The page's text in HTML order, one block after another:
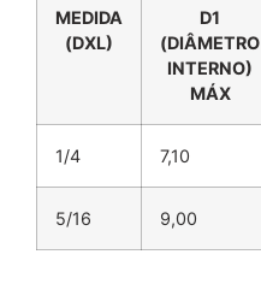
MEDIDA
(DXL)
D1
(DIÂMETRO
INTERNO)
MÁX
1/4 7,10
5/16 9,00